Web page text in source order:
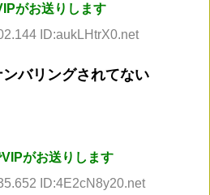
がお送りします
ID:aukLHtrX0.net
バリングされてない
がお送りします
ID:4E2cN8y20.net